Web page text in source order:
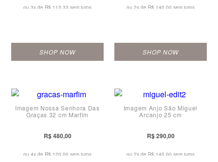
ou 3x de R$ 113,33 sem juros
SHOP NOW
ou 2x de R$ 140,00 sem juros
SHOP NOW
Imagem Nossa Senhora Das
Graças 32 cm Marfim
R$ 480,00
ou 4x de R$ 120,00 sem juros
Imagem Anjo São Miguel
Arcanjo 25 cm
R$ 290,00
ou 2x de R$ 145,00 sem juros